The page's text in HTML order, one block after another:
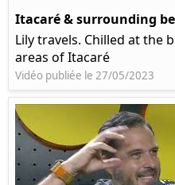
Itacaré & surrounding
Lily travels. Chilled at the
areas of Itacaré
Vidéo publiée le 27/05/2023